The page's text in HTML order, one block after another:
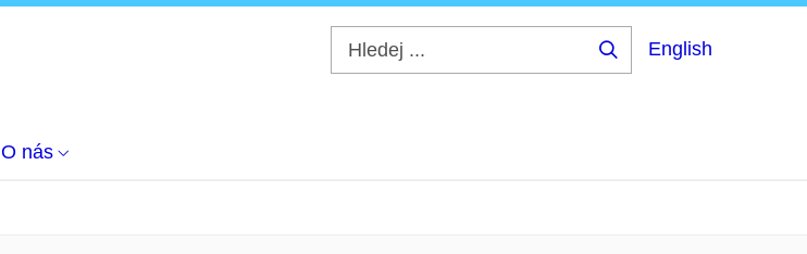
English
O nás